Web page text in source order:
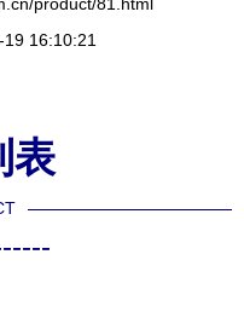
product/81.html
19 16:10:21
表